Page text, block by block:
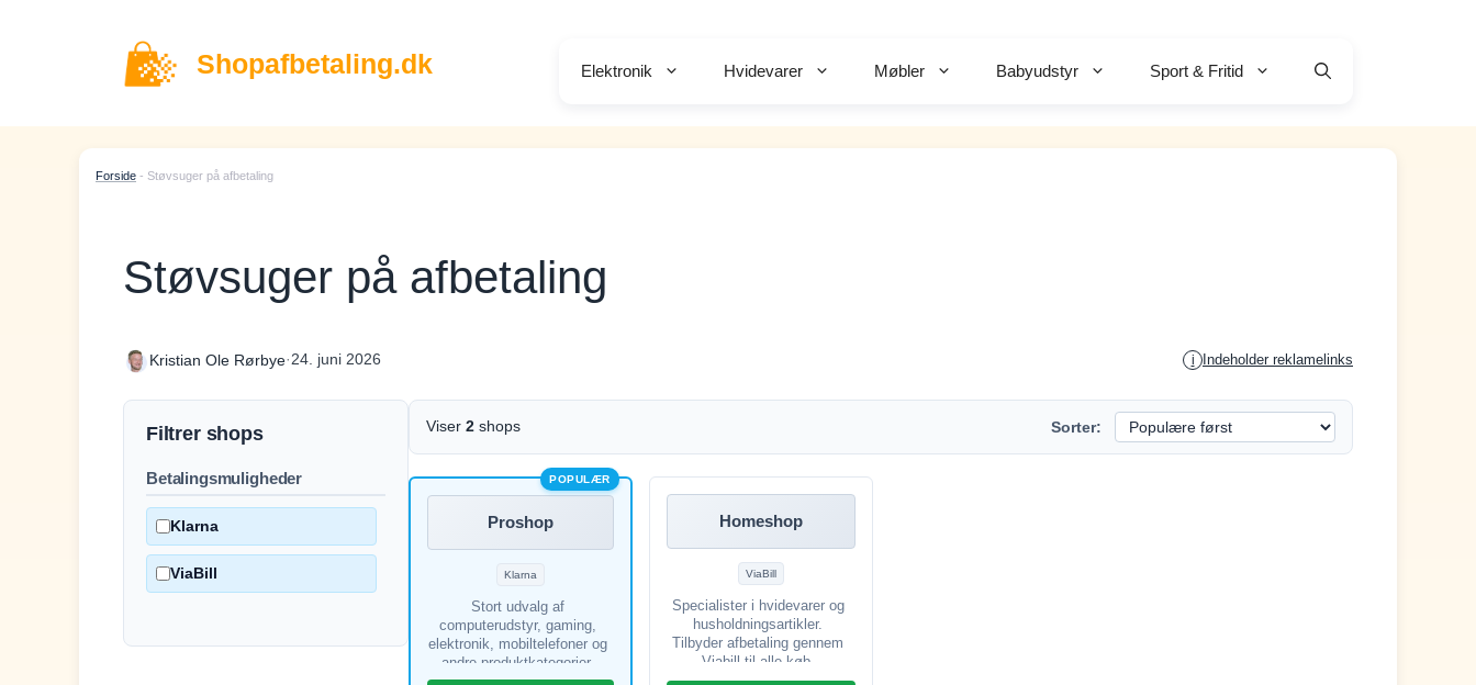
Shopafbetaling.dk Elektronik Hvidevarer Møbler Babyudstyr Sport & Fritid
Forside - Støvsuger på afbetaling
Støvsuger på afbetaling
Kristian Ole Rørbye·24. juni 2026 i Indeholder reklamelinks
Filtrer shops
Betalingsmuligheder
Klarna
ViaBill
Viser 2 shops Sorter:
POPULÆR
Proshop
Klarna
Stort udvalg af
computerudstyr, gaming,
elektronik, mobiltelefoner og
andre produktkategorier.
Mulighed for at vælge
Homeshop
ViaBill
Specialister i hvidevarer og
husholdningsartikler.
Tilbyder afbetaling gennem
Viabill til alle køb.